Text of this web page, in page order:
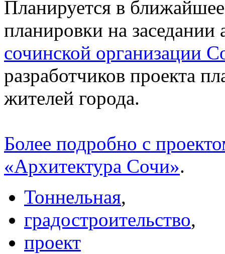
Планируется в
планировки на заседании
сочинской организации
разработчиков проекта
жителей города.
Более подробно с
«Архитектура Сочи».
Тоннельная,
градостроительство,
проект